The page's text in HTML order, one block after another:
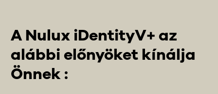
A Nulux iDentityV+ az
alábbi előnyöket kínálja
Önnek :